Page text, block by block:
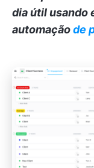
dia útil usando
automaçãode